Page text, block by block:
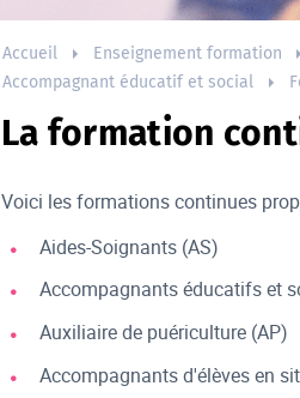
Accueil Enseignement formation
Accompagnant éducatif et social
La formation
Voici les formations continues
Aides-Soignants (AS)
Accompagnants éducatifs et
Auxiliaire de puériculture (AP)
Accompagnants d'élèves en